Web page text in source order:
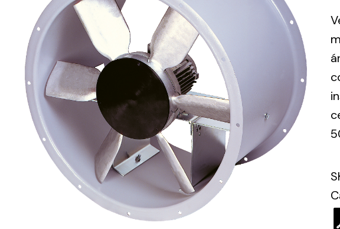
eléctrico.
Lighting and
Electrical
Equipment
Complete
solutions in